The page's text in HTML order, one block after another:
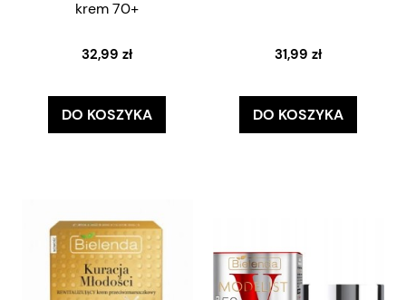
krem 70+
32,99 zł
DO KOSZYKA
31,99 zł
DO KOSZYKA